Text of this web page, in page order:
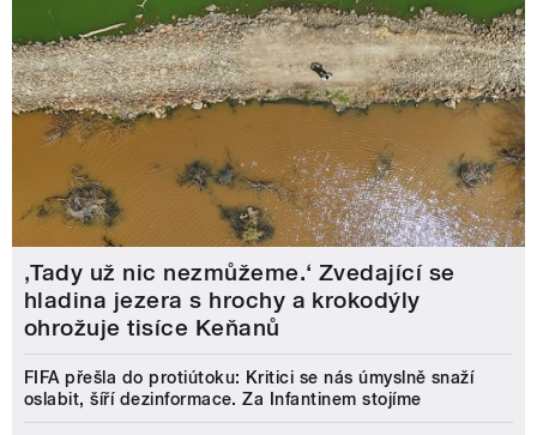
‚Tady už nic nezmůžeme.‘ Zvedající se
hladina jezera s hrochy a krokodýly
ohrožuje tisíce Keňanů
FIFA přešla do protiútoku: Kritici se nás úmyslně snaží
oslabit, šíří dezinformace. Za Infantinem stojíme